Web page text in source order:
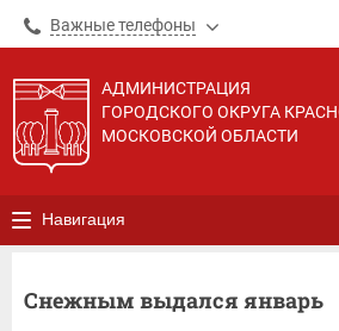
Важные телефоны
АДМИНИСТРАЦИЯ
ГОРОДСКОГО ОКРУГА
МОСКОВСКОЙ ОБЛАСТИ
Навигация
Снежным выдался январь